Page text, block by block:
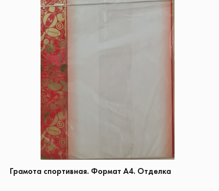
Грамота спортивная. Формат А4. Отделка